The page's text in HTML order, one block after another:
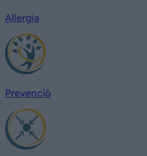
Allergia
Prevenció